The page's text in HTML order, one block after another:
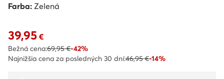
Farba: Zelená
Aktuálna cena 39,95 €
39,95 €
Bežná cena:69,95 €-42%
Najnižšia cena za posledných 30 dní:46,95 €-14%